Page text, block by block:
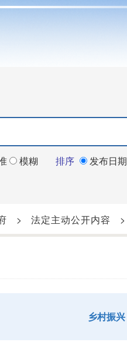
模糊 排序 发布日期
> 法定主动公开内容 >
乡村振兴